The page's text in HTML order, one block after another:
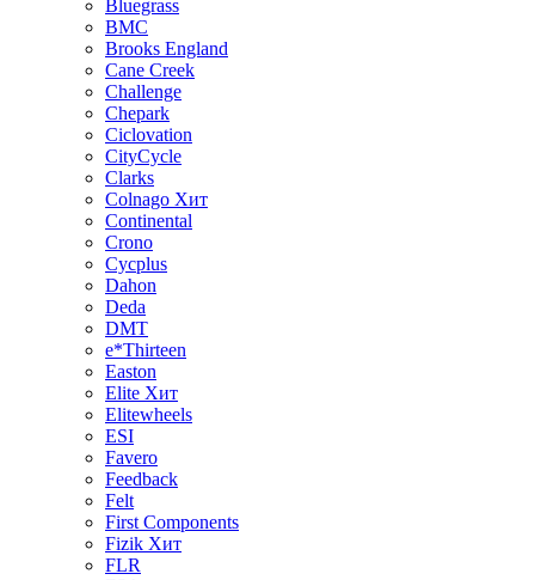
Bluegrass
BMC
Brooks England
Cane Creek
Challenge
Chepark
Ciclovation
CityCycle
Clarks
Colnago Хит
Continental
Crono
Cycplus
Dahon
Deda
DMT
e*Thirteen
Easton
Elite Хит
Elitewheels
ESI
Favero
Feedback
Felt
First Components
Fizik Хит
FLR